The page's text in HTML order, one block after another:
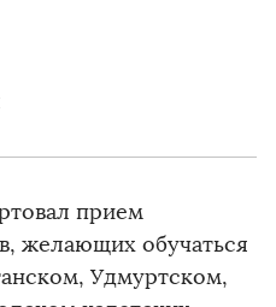
прием
желающих обучаться
Удмуртском,